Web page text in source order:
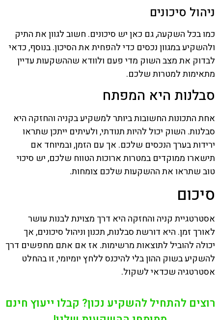
ניהול סיכונים
כמו בכל השקעה, גם כאן יש סיכונים. חשוב לגוון את התיק
ולהשקיע במגוון נכסים כדי להפחית את הסיכון. בנוסף, כדאי
לבדוק את מצב השוק מדי פעם ולוודא שההשקעות עדיין
מתאימות למטרות שלכם.
סבלנות היא המפתח
אחת התכונות החשובות ביותר למשקיע בקניה והחזקה היא
סבלנות. השוק יכול להיות תנודתי, ולעיתים ייתכן שתראו
ירידות בערך הנכסים שלכם. אך עם הזמן, ובמיוחד אם
תישארו ממוקדים במטרות ארוכות הטווח שלכם, יש סיכוי
טוב שתראו את ההשקעות שלכם צומחות.
סיכום
אסטרטגיית קניה והחזקה היא דרך מצוינת לבנות עושר
לאורך זמן. היא דורשת סבלנות, תכנון וניהול סיכונים, אך
יכולה להוביל לתוצאות מרשימות. אז אם אתם מחפשים דרך
להשקיע בשוק ההון בלי להיכנס ללחץ יומיומי, זו בהחלט
אסטרטגיה שכדאי לשקול.
רוצים להתחיל להשקיע נכון? קבלו ייעוץ חינם